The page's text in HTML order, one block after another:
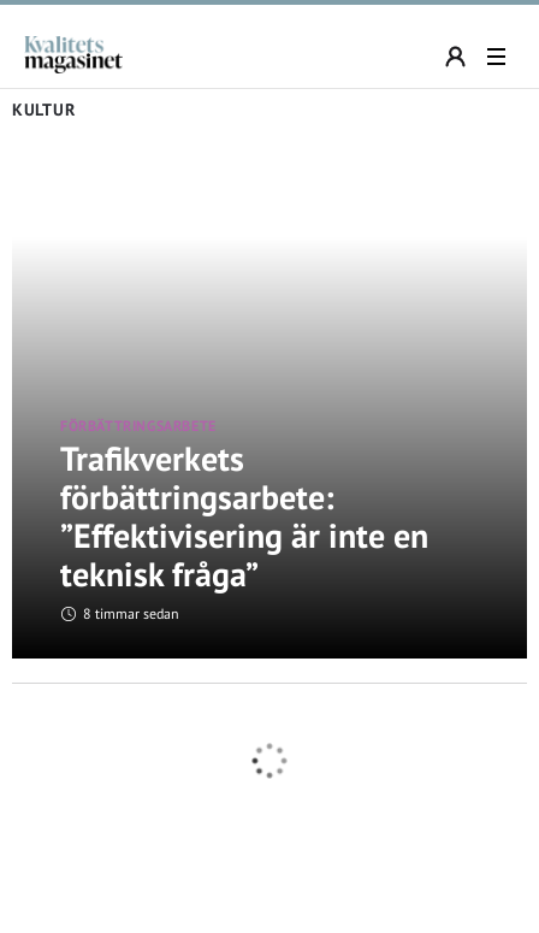
KULTUR
FÖRBÄTTRINGSARBETE
Trafikverkets
förbättringsarbete:
”Effektivisering är inte en
teknisk fråga”
8 timmar sedan